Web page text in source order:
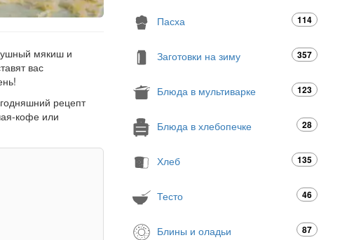
мякиш и
вас
рецепт
кофе или
Пасха 114
Заготовки на зиму 357
Блюда в мультиварке 123
Блюда в хлебопечке 28
Хлеб 135
Тесто 46
Блины и оладьи 87